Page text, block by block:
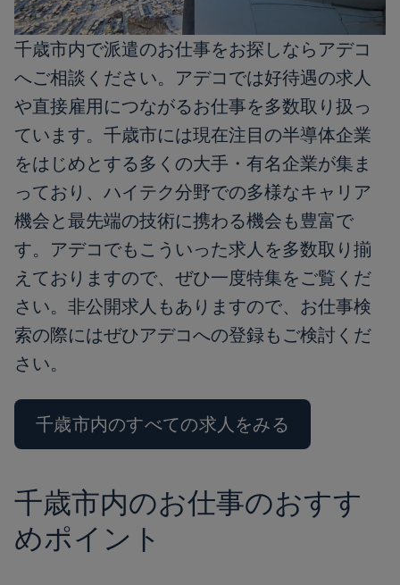
千歳市内で派遣のお仕事をお探しならアデコ
へご相談ください。アデコでは好待遇の求人
や直接雇用につながるお仕事を多数取り扱っ
ています。千歳市には現在注目の半導体企業
をはじめとする多くの大手・有名企業が集ま
っており、ハイテク分野での多様なキャリア
機会と最先端の技術に携わる機会も豊富で
す。アデコでもこういった求人を多数取り揃
えておりますので、ぜひ一度特集をご覧くだ
さい。非公開求人もありますので、お仕事検
索の際にはぜひアデコへの登録もご検討くだ
さい。
千歳市内のすべての求人をみる
千歳市内のお仕事のおすす
めポイント